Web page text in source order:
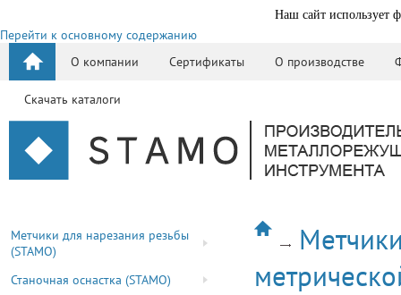
Наш сайт использует
Перейти к основному содержанию
О компании
Сертификаты О производстве
Скачать каталоги
Метчики для нарезания резьбы
(STAMO)
Станочная оснастка (STAMO)